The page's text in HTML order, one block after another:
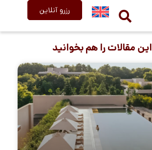
رزرو آنلاین
این مقالات را هم بخوانید